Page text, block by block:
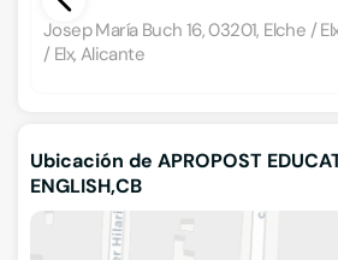
Josep María Buch 16, 03201, Elche /
/ Elx, Alicante
Ubicación de APROPOST
ENGLISH,CB